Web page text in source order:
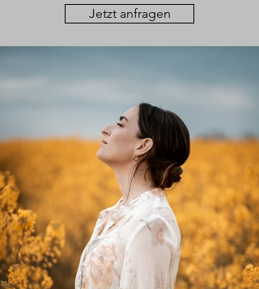
Jetzt anfragen